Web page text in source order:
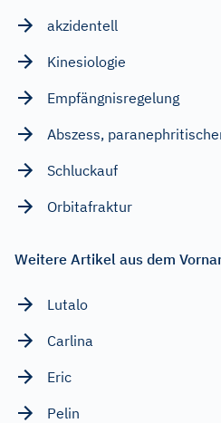
akzidentell
Kinesiologie
Empfängnisregelung
Abszess,
Schluckauf
Orbitafraktur
Weitere Artikel aus dem
Lutalo
Carlina
Eric
Pelin